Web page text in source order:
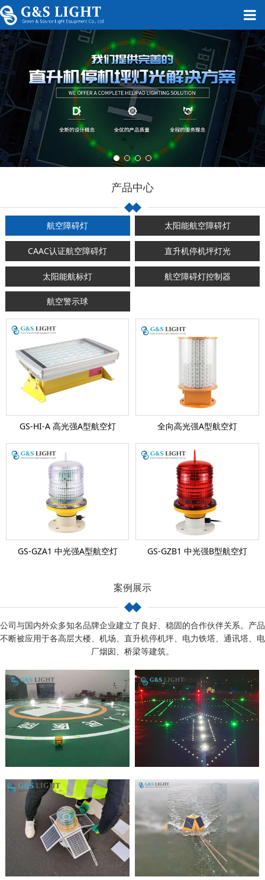
产品中心
航空障碍灯 太阳能航空障碍灯
CAAC认证航空障碍灯 直升机停机坪灯光
太阳能航标灯 航空障碍灯控制器
航空警示球
GS-HI-A 高光强A型航空灯 全向高光强A型航空灯
GS-GZA1 中光强A型航空灯 GS-GZB1 中光强B型航空灯
案例展示
公司与国内外众多知名品牌企业建立了良好、稳固的合作伙伴关系。产品
不断被应用于各高层大楼、机场、直升机停机坪、电力铁塔、通讯塔、电
厂烟囱、桥梁等建筑。